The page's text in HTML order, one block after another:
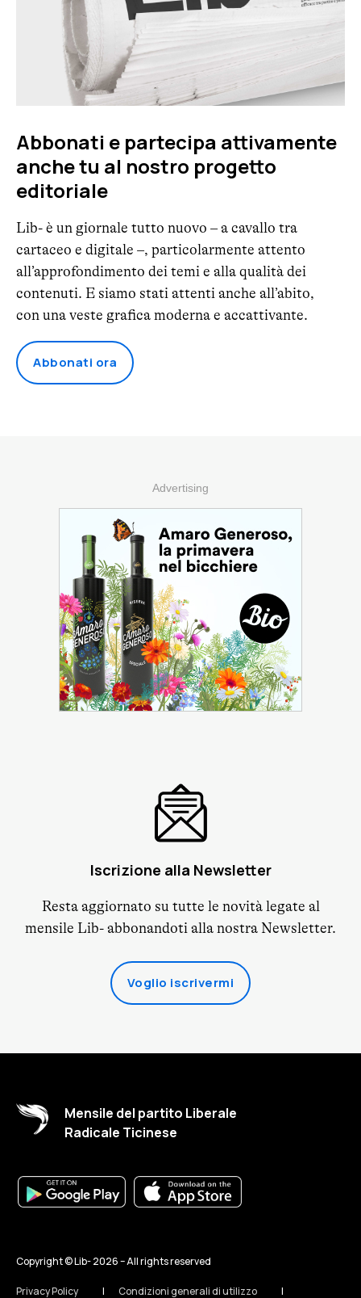
Abbonati e partecipa attivamente
anche tu al nostro progetto
editoriale
Lib- è un giornale tutto nuovo – a cavallo tra
cartaceo e digitale –, particolarmente attento
all’approfondimento dei temi e alla qualità dei
contenuti. E siamo stati attenti anche all’abito,
con una veste grafica moderna e accattivante.
Abbonati ora
Advertising
Iscrizione alla Newsletter
Resta aggiornato su tutte le novità legate al
mensile Lib- abbonandoti alla nostra Newsletter.
Voglio iscrivermi
Mensile del partito Liberale
Radicale Ticinese
Copyright © Lib-2026 – All rights reserved
Privacy Policy Condizioni generali di utilizzo